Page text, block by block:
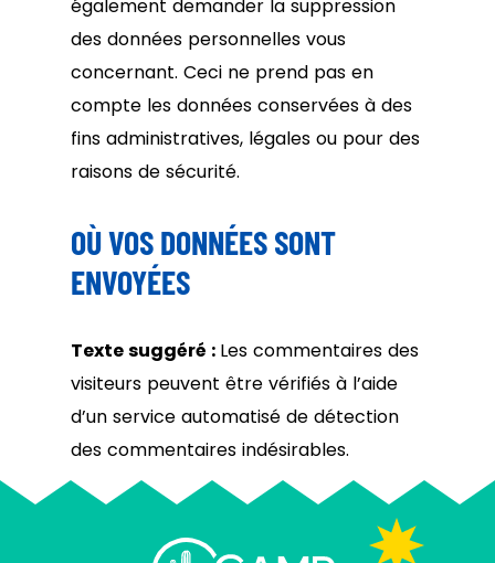
également demander la suppression
des données personnelles vous
concernant. Ceci ne prend pas en
compte les données conservées à des
fins administratives, légales ou pour des
raisons de sécurité.
OÙ VOS DONNÉES SONT
ENVOYÉES
Texte suggéré : Les commentaires des
visiteurs peuvent être vérifiés à l’aide
d’un service automatisé de détection
des commentaires indésirables.